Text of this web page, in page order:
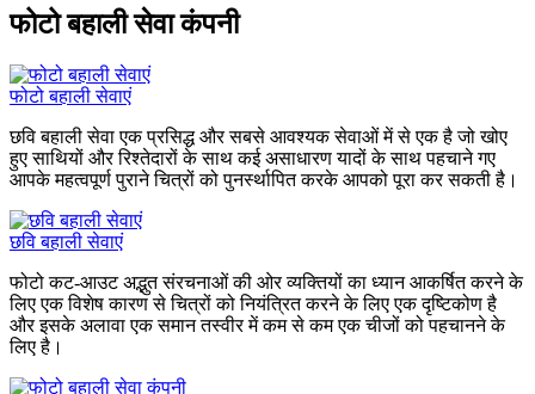
फोटो बहाली सेवा कंपनी
फोटो बहाली सेवाएं
छवि बहाली सेवा एक प्रसिद्ध और सबसे आवश्यक सेवाओं में से एक है जो खोए
हुए साथियों और रिश्तेदारों के साथ कई असाधारण यादों के साथ पहचाने गए
आपके महत्वपूर्ण पुराने चित्रों को पुनर्स्थापित करके आपको पूरा कर सकती है।
छवि बहाली सेवाएं
फोटो कट-आउट अद्भुत संरचनाओं की ओर व्यक्तियों का ध्यान आकर्षित करने के
लिए एक विशेष कारण से चित्रों को नियंत्रित करने के लिए एक दृष्टिकोण है
और इसके अलावा एक समान तस्वीर में कम से कम एक चीजों को पहचानने के
लिए है।